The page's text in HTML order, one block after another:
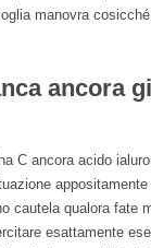
manovra
ancora
C ancora acido
cautela qualora fate
esattamente